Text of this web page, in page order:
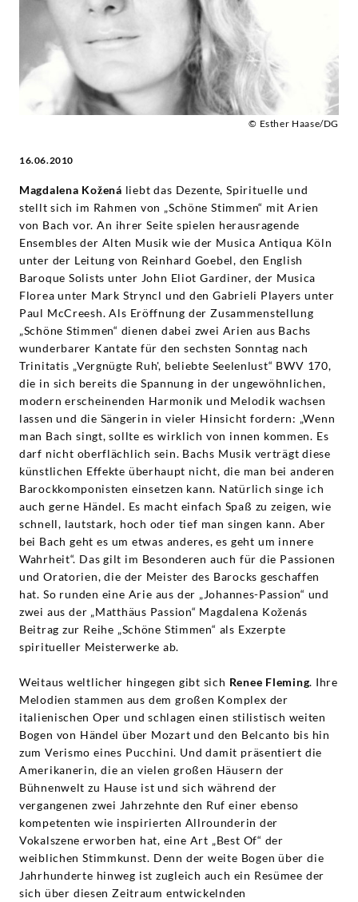
© Esther Haase/DG
16.06.2010
Magdalena Kožená liebt das Dezente, Spirituelle und
stellt sich im Rahmen von „Schöne Stimmen“ mit Arien
von Bach vor. An ihrer Seite spielen herausragende
Ensembles der Alten Musik wie der Musica Antiqua Köln
unter der Leitung von Reinhard Goebel, den English
Baroque Solists unter John Eliot Gardiner, der Musica
Florea unter Mark Stryncl und den Gabrieli Players unter
Paul McCreesh. Als Eröffnung der Zusammenstellung
„Schöne Stimmen“ dienen dabei zwei Arien aus Bachs
wunderbarer Kantate für den sechsten Sonntag nach
Trinitatis „Vergnügte Ruh', beliebte Seelenlust“ BWV 170,
die in sich bereits die Spannung in der ungewöhnlichen,
modern erscheinenden Harmonik und Melodik wachsen
lassen und die Sängerin in vieler Hinsicht fordern: „Wenn
man Bach singt, sollte es wirklich von innen kommen. Es
darf nicht oberflächlich sein. Bachs Musik verträgt diese
künstlichen Effekte überhaupt nicht, die man bei anderen
Barockkomponisten einsetzen kann. Natürlich singe ich
auch gerne Händel. Es macht einfach Spaß zu zeigen, wie
schnell, lautstark, hoch oder tief man singen kann. Aber
bei Bach geht es um etwas anderes, es geht um innere
Wahrheit“. Das gilt im Besonderen auch für die Passionen
und Oratorien, die der Meister des Barocks geschaffen
hat. So runden eine Arie aus der „Johannes-Passion“ und
zwei aus der „Matthäus Passion“ Magdalena Koženás
Beitrag zur Reihe „Schöne Stimmen“ als Exzerpte
spiritueller Meisterwerke ab.
Weitaus weltlicher hingegen gibt sich Renee Fleming. Ihre
Melodien stammen aus dem großen Komplex der
italienischen Oper und schlagen einen stilistisch weiten
Bogen von Händel über Mozart und den Belcanto bis hin
zum Verismo eines Pucchini. Und damit präsentiert die
Amerikanerin, die an vielen großen Häusern der
Bühnenwelt zu Hause ist und sich während der
vergangenen zwei Jahrzehnte den Ruf einer ebenso
kompetenten wie inspirierten Allrounderin der
Vokalszene erworben hat, eine Art „Best Of“ der
weiblichen Stimmkunst. Denn der weite Bogen über die
Jahrhunderte hinweg ist zugleich auch ein Resümee der
sich über diesen Zeitraum entwickelnden